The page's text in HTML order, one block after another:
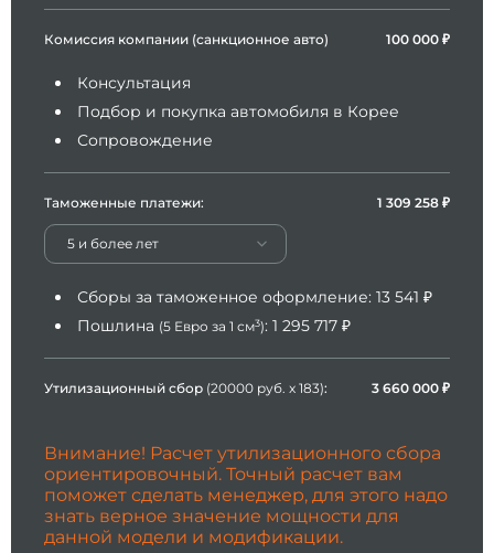
Комиссия компании (санкционное авто) 100 000 ₽
Консультация
Подбор и покупка автомобиля в Корее
Сопровождение
Таможенные платежи: 1 309 258 ₽
5 и более лет
Сборы за таможенное оформление: 13 541 ₽
Пошлина (5 Евро за 1 см3): 1 295 717 ₽
Утилизационный сбор (20000 руб. x 183): 3 660 000 ₽
Внимание! Расчет утилизационного сбора
ориентировочный. Точный расчет вам
поможет сделать менеджер, для этого надо
знать верное значение мощности для
данной модели и модификации.